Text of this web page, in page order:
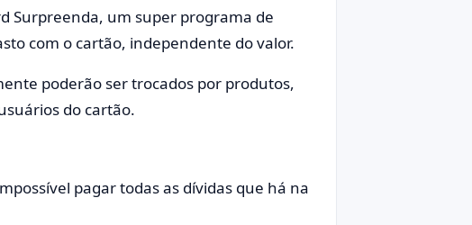
Surpreenda, um super programa de
com o cartão, independente do valor.
poderão ser trocados por produtos,
do cartão.
pagar todas as dívidas que há na